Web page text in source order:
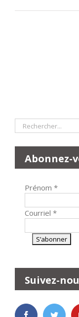
Rechercher:
Abonnez-
Prénom *
Courriel *
Suivez-